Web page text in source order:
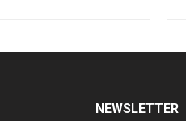
NEWSLETTER